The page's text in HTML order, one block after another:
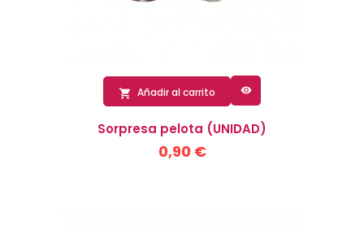
 Añadir al carrito 
Sorpresa pelota (UNIDAD)
0,90 €